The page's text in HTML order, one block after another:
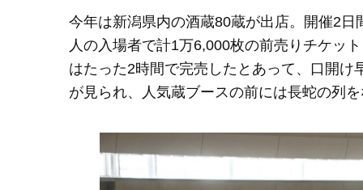
今年は新潟県内の酒蔵80蔵が出店。開催2
人の入場者で計1万6,000枚の前売りチケッ
はたった2時間で完売したとあって、口開
が見られ、人気蔵ブースの前には長蛇の列